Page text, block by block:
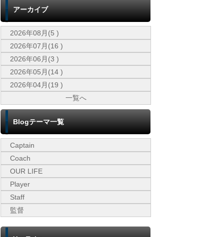
アーカイブ
2026年08月(5 )
2026年07月(16 )
2026年06月(3 )
2026年05月(14 )
2026年04月(19 )
一覧へ
Blogテーマ一覧
Captain
Coach
OUR LIFE
Player
Staff
監督